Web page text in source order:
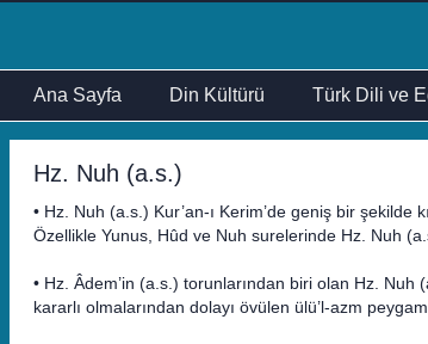
Ana Sayfa Din Kültürü Türk Dili ve
Hz. Nuh (a.s.)
• Hz. Nuh (a.s.) Kur’an-ı Kerim’de geniş bir şekilde
Özellikle Yunus, Hûd ve Nuh surelerinde Hz. Nuh
• Hz. Âdem’in (a.s.) torunlarından biri olan Hz. Nuh
kararlı olmalarından dolayı övülen ülü’l-azm